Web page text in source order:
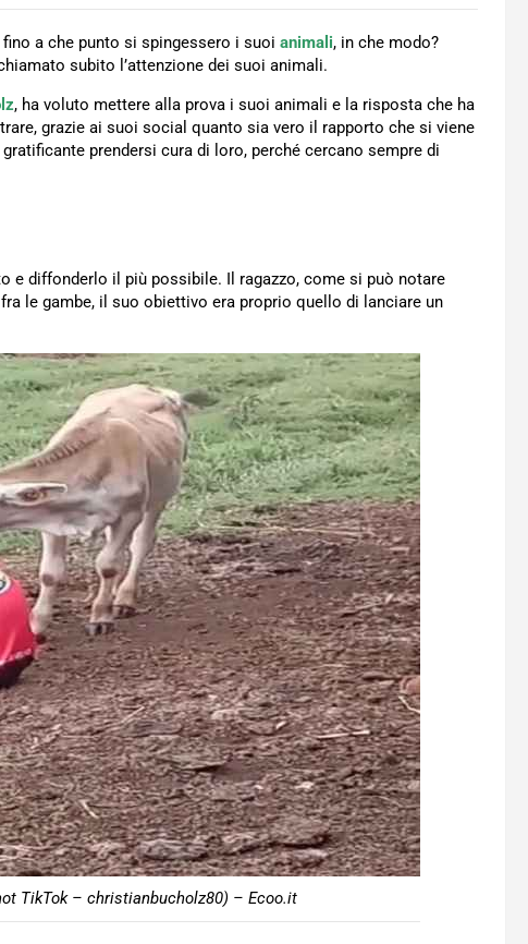
a che punto si spingessero i suoi animali, in che modo?
subito l’attenzione dei suoi animali.
, ha voluto mettere alla prova i suoi animali e la risposta che ha
grazie ai suoi social quanto sia vero il rapporto che si viene
prendersi cura di loro, perché cercano sempre di
e diffonderlo il più possibile. Il ragazzo, come si può notare
le gambe, il suo obiettivo era proprio quello di lanciare un
TikTok – christianbucholz80) – Ecoo.it